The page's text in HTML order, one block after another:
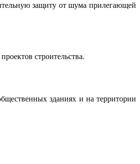
защиту от шума прилегающей
строительства.
зданиях и на территории